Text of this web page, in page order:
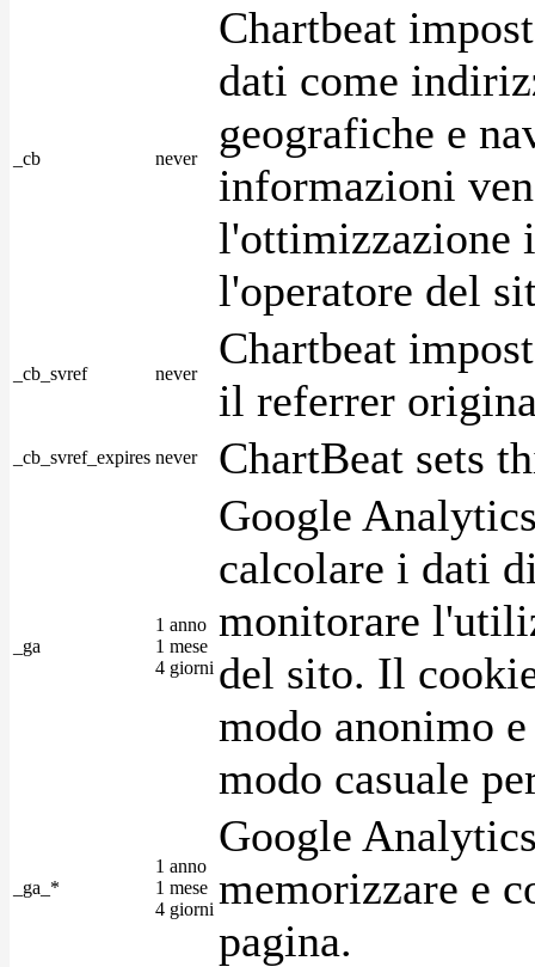
_cb never
Chartbeat
dati come
geografiche e
informazioni
l'ottimizzazione
l'operatore del
_cb_svref never
Chartbeat
il referrer
_cb_svref_expires never ChartBeat sets
_ga
1 anno
1 mese
4 giorni
Google
calcolare i dati
monitorare
del sito. Il
modo anonimo
modo casuale
_ga_*
1 anno
1 mese
4 giorni
Google
memorizzare e
pagina.